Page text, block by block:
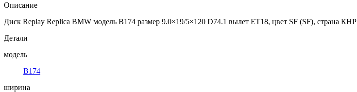
Описание
Диск Replay Replica BMW модель B174 размер 9.0×19/5×120 D74.1 вылет ET18, цвет SF (SF), страна КНР
Детали
модель
B174
ширина